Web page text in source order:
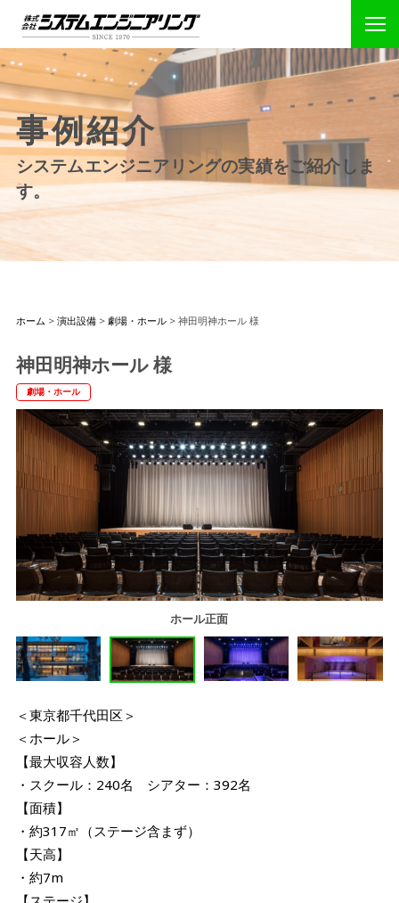
事例紹介
システムエンジニアリングの実績をご紹介しま
す。
ホーム > 演出設備 > 劇場・ホール > 神田明神ホール 様
神田明神ホール 様
劇場・ホール
ホール正面
＜東京都千代田区＞
＜ホール＞
【最大収容人数】
・スクール：240名 シアター：392名
【面積】
・約317㎡（ステージ含まず）
【天高】
・約7m